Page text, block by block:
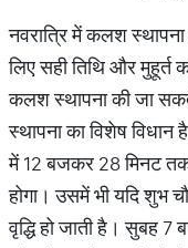
नवरात्रि में कलश
लिए सही तिथि और मुहूर्त
कलश स्थापना की जा
स्थापना का विशेष
में 12 बजकर 28 मिनट
होगा। उसमें भी यदि शुभ
वृद्धि हो जाती है।